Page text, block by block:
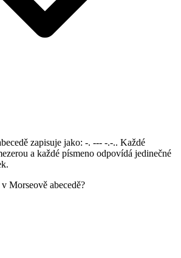
zapisuje jako: -. --- -.-.. Každé
a každé písmeno odpovídá jedinečné
Morseově abecedě?